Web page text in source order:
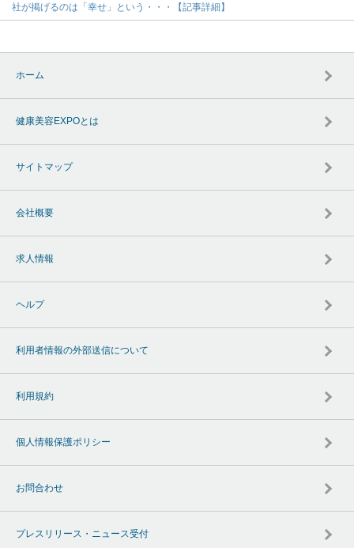
社が掲げるのは「幸せ」という・・・【記事詳細】
ホーム
健康美容EXPOとは
サイトマップ
会社概要
求人情報
ヘルプ
利用者情報の外部送信について
利用規約
個人情報保護ポリシー
お問合わせ
プレスリリース・ニュース受付